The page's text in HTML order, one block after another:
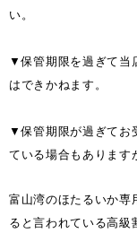
い。
▼保管期限を過ぎて当
はできかねます。
▼保管期限が過ぎてお
ている場合もあります
富山湾のほたるいか専
ると言われている高級